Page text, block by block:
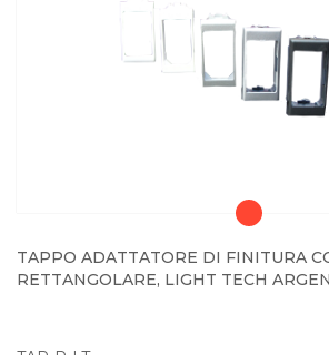
TAPPO ADATTATORE DI FINITURA
RETTANGOLARE, LIGHT TECH